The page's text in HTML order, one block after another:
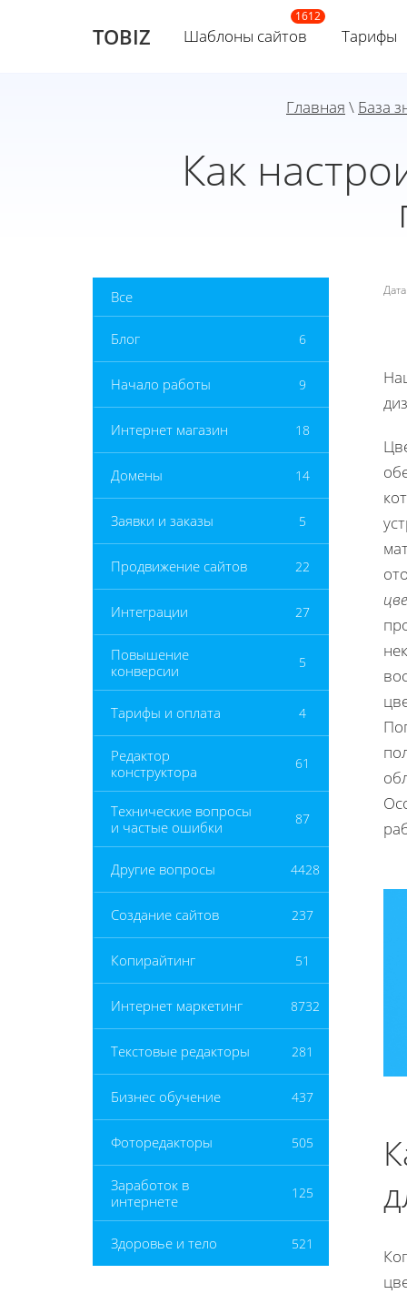
TOBIZ Шаблоны сайтов Тарифы
Главная \ База
Как
Все
Блог 6
Начало работы 9
Интернет магазин 18
Домены 14
Заявки и заказы 5
Продвижение сайтов 22
Интеграции 27
Повышение
конверсии
5
Тарифы и оплата 4
Редактор
конструктора
61
Технические вопросы
и частые ошибки
87
Другие вопросы 4428
Создание сайтов 237
Копирайтинг 51
Интернет маркетинг 8732
Текстовые редакторы 281
Бизнес обучение 437
Фоторедакторы 505
Заработок в
интернете
125
Здоровье и тело 521